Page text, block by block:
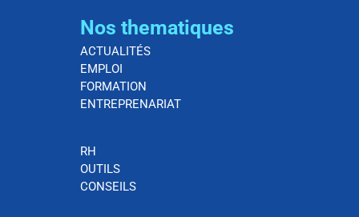
Nos thematiques
ACTUALITÉS
EMPLOI
FORMATION
ENTREPRENARIAT
RH
OUTILS
CONSEILS